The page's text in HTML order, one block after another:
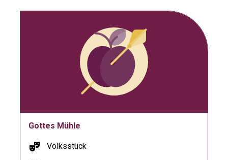
Gottes Mühle
theater_comedy Volksstück